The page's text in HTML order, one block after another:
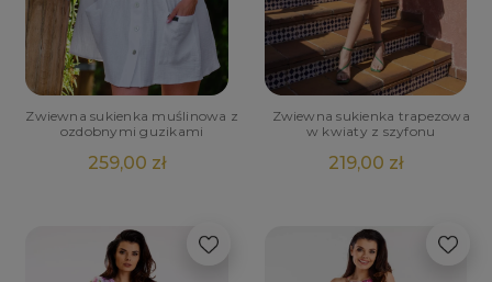
Zwiewna sukienka muślinowa z
ozdobnymi guzikami
259,00 zł
Zwiewna sukienka trapezowa
w kwiaty z szyfonu
219,00 zł